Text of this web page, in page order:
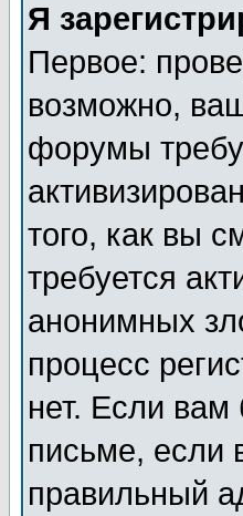
Я
Первое:
возможно,
форумы
того, как вы
требуется
анонимных
процесс
нет. Если вам
письме, если
правильный